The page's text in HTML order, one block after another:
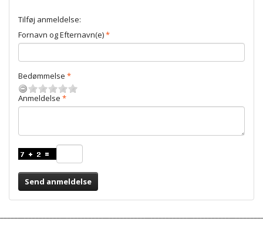
Tilføj anmeldelse:
Fornavn og Efternavn(e)
Bedømmelse
Anmeldelse
Send anmeldelse